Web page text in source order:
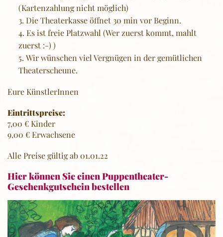
(Kartenzahlung nicht möglich)
Die Theaterkasse öffnet 30 min vor Beginn.
Es ist freie Platzwahl (Wer zuerst kommt, mahlt
zuerst :-) )
Wir wünschen viel Vergnügen in der gemütlichen
Theaterscheune.
Eure KünstlerInnen
Eintrittspreise:
7,00 € Kinder
9,00 € Erwachsene
Alle Preise gültig ab 01.01.22
Hier können Sie einen Puppentheater-
Geschenkgutschein bestellen